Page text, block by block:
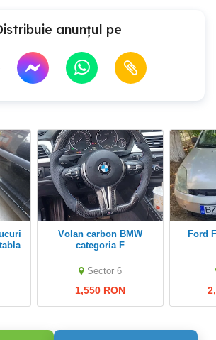
anunțul pe
Volan carbon BMW
categoria F
Sector 6
1,550 RON
Ford Fiesta Program